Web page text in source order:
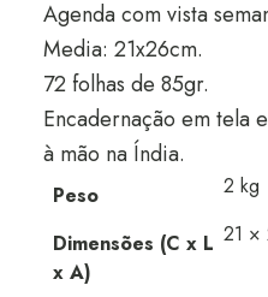
Agenda com vista
Media: 21x26cm.
72 folhas de 85gr.
Encadernação em tela
à mão na Índia.
Peso 2 kg
Dimensões (C x L
x A)
21 ×